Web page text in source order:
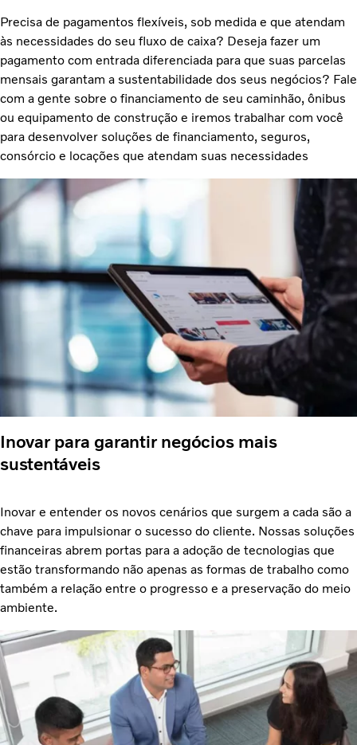
Precisa de pagamentos flexíveis, sob medida e que atendam
às necessidades do seu fluxo de caixa? Deseja fazer um
pagamento com entrada diferenciada para que suas parcelas
mensais garantam a sustentabilidade dos seus negócios? Fale
com a gente sobre o financiamento de seu caminhão, ônibus
ou equipamento de construção e iremos trabalhar com você
para desenvolver soluções de financiamento, seguros,
consórcio e locações que atendam suas necessidades
Inovar para garantir negócios mais
sustentáveis
Inovar e entender os novos cenários que surgem a cada são a
chave para impulsionar o sucesso do cliente. Nossas soluções
financeiras abrem portas para a adoção de tecnologias que
estão transformando não apenas as formas de trabalho como
também a relação entre o progresso e a preservação do meio
ambiente.